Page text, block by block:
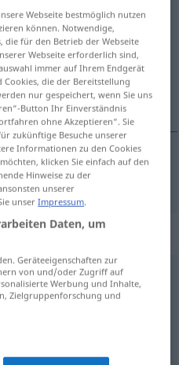
anklicken/antippen)
"Torino"
Webseite bestmöglich nutzen
können. Notwendige,
die für den Betrieb der Webseite
Webseite erforderlich sind,
immer auf Ihrem Endgerät
die der Bereitstellung
nur gespeichert, wenn Sie uns
Button Ihr Einverständnis
ohne Akzeptieren“. Sie
zukünftige Besuche unserer
Informationen zu den Cookies
klicken Sie einfach auf den
Hinweise zu der
unserer
unserImpressum.
Daten, um
Geräteeigenschaften zur
von und/oder Zugriff auf
Werbung und Inhalte,
Zielgruppenforschung und